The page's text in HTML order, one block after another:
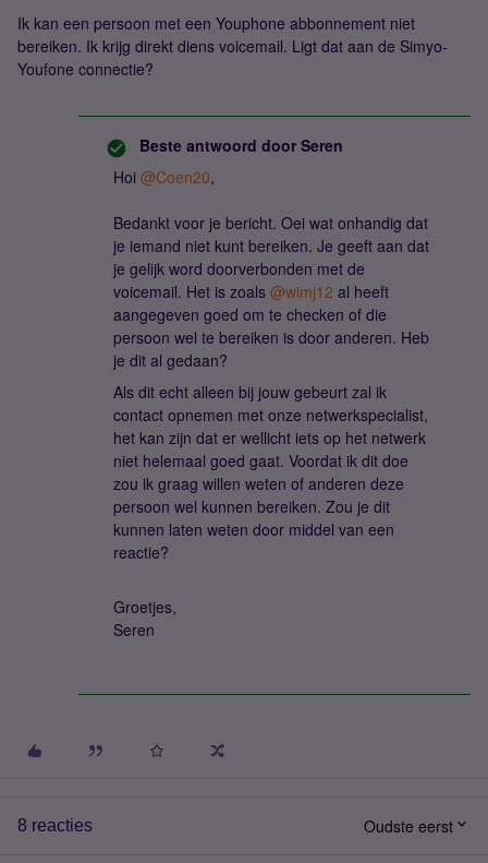
Ik kan een persoon met een Youphone abbonnement niet
bereiken. Ik krijg direkt diens voicemail. Ligt dat aan de Simyo-
Youfone connectie?
Beste antwoord door Seren
Hoi @Coen20,
Bedankt voor je bericht. Oei wat onhandig dat
je iemand niet kunt bereiken. Je geeft aan dat
je gelijk word doorverbonden met de
voicemail. Het is zoals @wimj12 al heeft
aangegeven goed om te checken of die
persoon wel te bereiken is door anderen. Heb
je dit al gedaan?
Als dit echt alleen bij jouw gebeurt zal ik
contact opnemen met onze netwerkspecialist,
het kan zijn dat er wellicht iets op het netwerk
niet helemaal goed gaat. Voordat ik dit doe
zou ik graag willen weten of anderen deze
persoon wel kunnen bereiken. Zou je dit
kunnen laten weten door middel van een
reactie?
Groetjes,
Seren
8 reacties Oudste eerst